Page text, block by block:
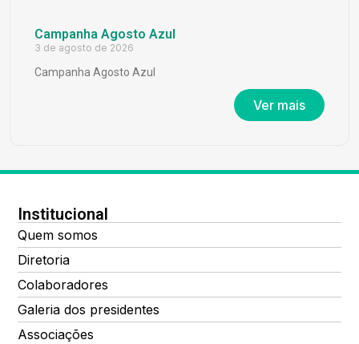
Campanha Agosto Azul
3 de agosto de 2026
Campanha Agosto Azul
Ver mais
Institucional
Quem somos
Diretoria
Colaboradores
Galeria dos presidentes
Associações